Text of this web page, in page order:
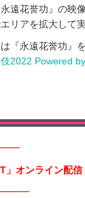
遠花誉功』の映
リアを拡大して
『永遠花誉功』
2022 Powered
オンライン配信